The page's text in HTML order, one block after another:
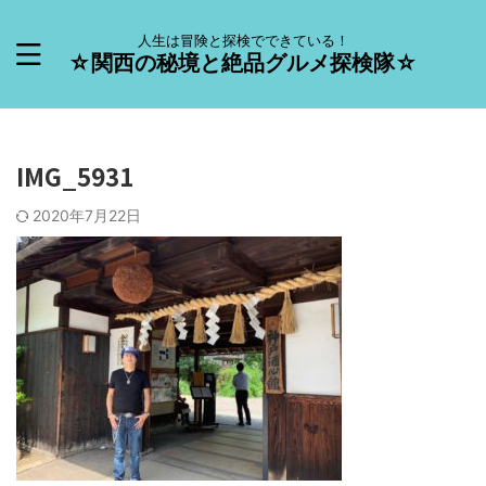
人生は冒険と探検でできている！
☆関西の秘境と絶品グルメ探検隊☆
IMG_5931
2020年7月22日